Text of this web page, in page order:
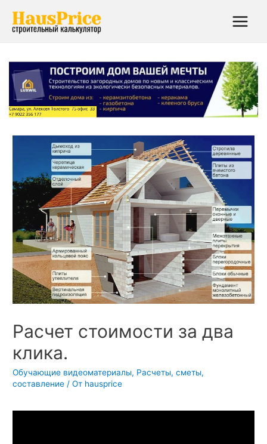
Main
Расчет стоимости за два
клика.
Обучающие видеоматериалы, Расчеты, сметы,
составление / От hausprice